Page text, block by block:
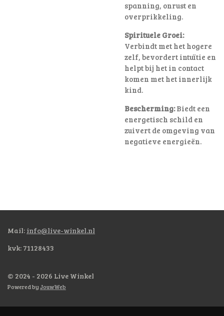
spanning, onrust en
overprikkeling.
Spirituele Groei:
Verbindt met het hogere
zelf, bevordert intuïtie en
helpt bij het in contact
komen met het innerlijk
kind.
Bescherming:Biedt een
energetisch schild en
zuivert de omgeving van
negatieve energieën.
Mail: info@live-winkel.nl
kvk: 71128433
© 2024 - 2026 Live Winkel
Powered byJouwWeb